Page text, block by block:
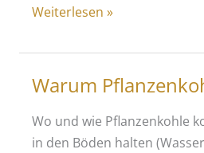
Wieso
ich
damit
zum
Klimaausgleich
bei?
Weiterlesen »
Warum
Wo und wie Pflanzenkohle
in den Böden halten